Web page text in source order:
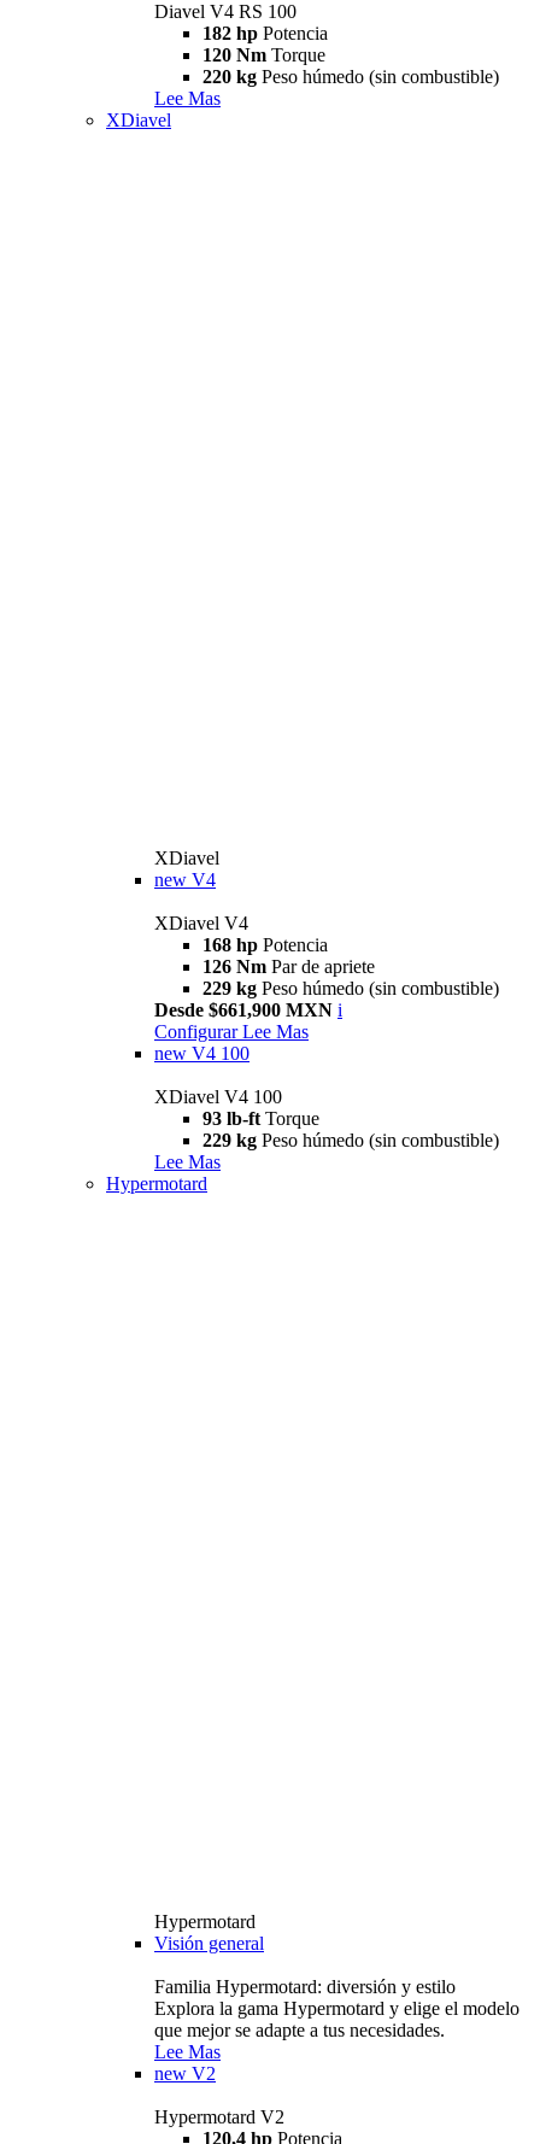
Diavel V4 RS 100
182 hp Potencia
120 Nm Torque
220 kg Peso húmedo (sin combustible)
Lee Mas
XDiavel
XDiavel
new V4
XDiavel V4
168 hp Potencia
126 Nm Par de apriete
229 kg Peso húmedo (sin combustible)
Desde $661,900 MXN i
Configurar Lee Mas
new V4 100
XDiavel V4 100
93 lb-ft Torque
229 kg Peso húmedo (sin combustible)
Lee Mas
Hypermotard
Hypermotard
Visión general
Familia Hypermotard: diversión y estilo
Explora la gama Hypermotard y elige el modelo
que mejor se adapte a tus necesidades.
Lee Mas
new V2
Hypermotard V2
120,4 hp Potencia